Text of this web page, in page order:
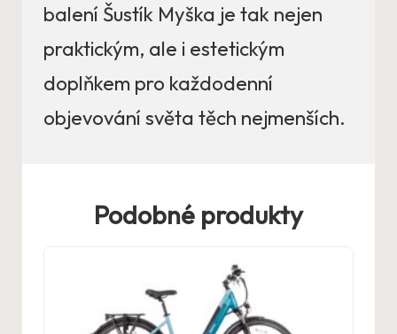
balení Šustík Myška je tak nejen
praktickým, ale i estetickým
doplňkem pro každodenní
objevování světa těch nejmenších.
Podobné produkty